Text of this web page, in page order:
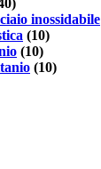
inossidabile
(10)
(10)
(10)